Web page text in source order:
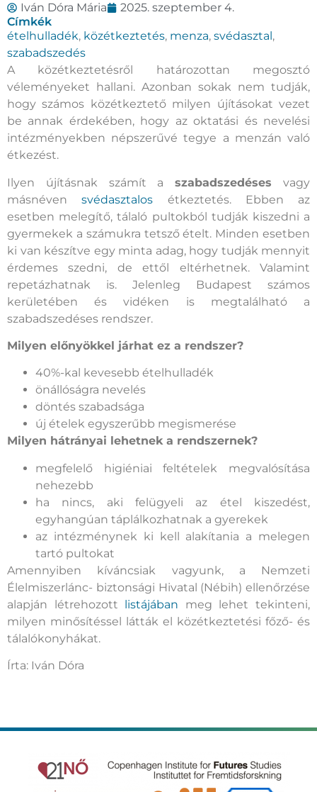
Iván Dóra Mária
2025. szeptember 4.
Címkék
ételhulladék, közétkeztetés, menza, svédasztal ,
szabadszedés
A közétkeztetésről határozottan megosztó
véleményeket hallani. Azonban sokak nem tudják,
hogy számos közétkeztető milyen újításokat vezet
be annak érdekében, hogy az oktatási és nevelési
intézményekben népszerűvé tegye a menzán való
étkezést.
Ilyen újításnak számít aszabadszedéses vagy
másnévensvédasztalos étkeztetés. Ebben az
esetben melegítő, tálaló pultokból tudják kiszedni a
gyermekek a számukra tetsző ételt. Minden esetben
ki van készítve egy minta adag, hogy tudják mennyit
érdemes szedni, de ettől eltérhetnek. Valamint
repetázhatnak is. Jelenleg Budapest számos
kerületében és vidéken is megtalálható a
szabadszedéses rendszer.
Milyen előnyökkel járhat ez a rendszer?
40%-kal kevesebb ételhulladék
önállóságra nevelés
döntés szabadsága
új ételek egyszerűbb megismerése
Milyen hátrányai lehetnek a rendszernek?
megfelelő higiéniai feltételek megvalósítása
nehezebb
ha nincs, aki felügyeli az étel kiszedést,
egyhangúan táplálkozhatnak a gyerekek
az intézménynek ki kell alakítania a melegen
tartó pultokat
Amennyiben kíváncsiak vagyunk, a Nemzeti
Élelmiszerlánc- biztonsági Hivatal (Nébih) ellenőrzése
alapján létrehozott listájában meg lehet tekinteni,
milyen minősítéssel látták el közétkeztetési főző- és
tálalókonyhákat.
Írta: Iván Dóra